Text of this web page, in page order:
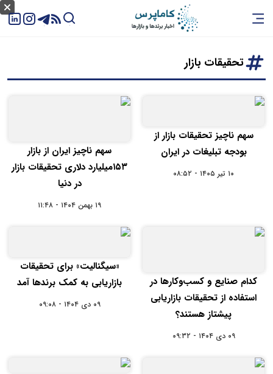
تحقیقات بازار
سهم ناچیز تحقیقات بازار از
بودجه تبلیغات در ایران
۱۰ تیر ۱۴۰۵ - ۰۸:۵۲
سهم ناچیز ایران از بازار
۱۵۳میلیارد دلاری تحقیقات بازار
در دنیا
۱۹ بهمن ۱۴۰۴ - ۱۱:۴۸
کدام صنایع و کسب‌وکارها در
استفاده از تحقیقات بازاریابی
پیشتاز هستند؟
۰۹ دی ۱۴۰۴ - ۰۹:۳۲
«سیگنالیت» برای تحقیقات
بازاریابی به کمک برندها آمد
۰۹ دی ۱۴۰۴ - ۰۹:۰۸